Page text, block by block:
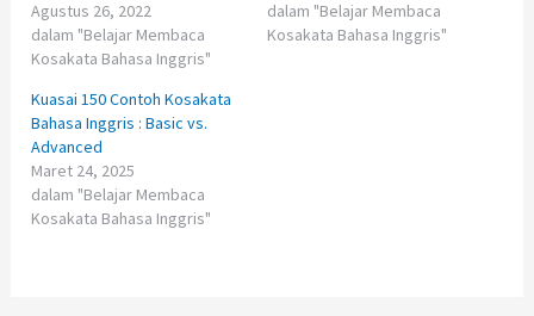
Agustus 26, 2022
dalam "Belajar Membaca
Kosakata Bahasa Inggris"
dalam "Belajar Membaca
Kosakata Bahasa Inggris"
Kuasai 150 Contoh Kosakata
Bahasa Inggris : Basic vs.
Advanced
Maret 24, 2025
dalam "Belajar Membaca
Kosakata Bahasa Inggris"